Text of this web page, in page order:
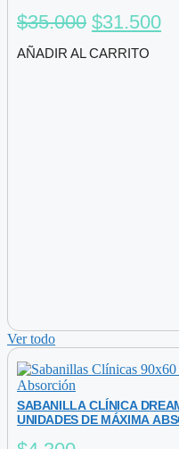
$35.000 El
precio
$31.500
AÑADIR AL CARRITO
Ver todo
SABANILLA CLÍNICA
UNIDADES DE MÁXIMA